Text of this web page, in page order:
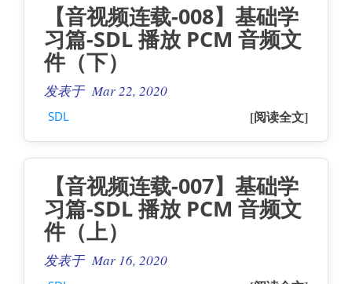
【音视频连载-008】基础学
习篇-SDL 播放 PCM 音频文
件（下）
发表于 Mar 22, 2020
[阅读全文]
SDL
【音视频连载-007】基础学
习篇-SDL 播放 PCM 音频文
件（上）
发表于 Mar 16, 2020